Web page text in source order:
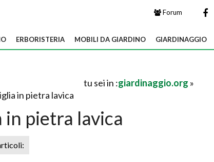
Forum
ERBORISTERIA MOBILI DA GIARDINO GIARDINAGGIO
tu sei in :giardinaggio.org »
in pietra lavica
in pietra lavica